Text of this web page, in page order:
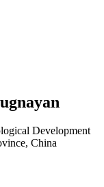
Development
China